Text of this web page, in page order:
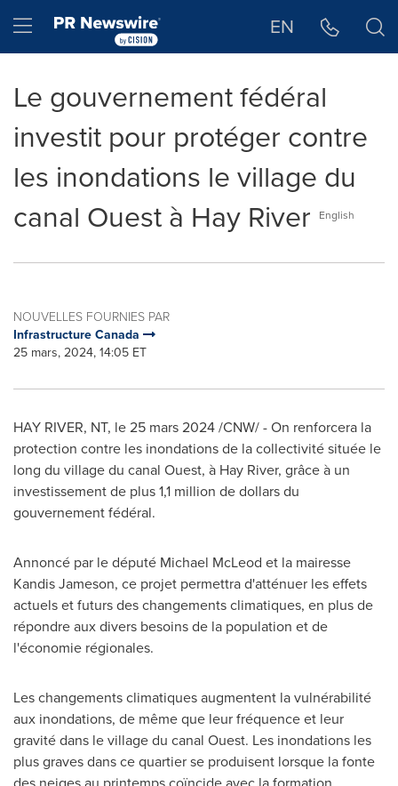
Hamburger menu EN
Le gouvernement fédéral
investit pour protéger contre
les inondations le village du
canal Ouest à Hay River
English
NOUVELLES FOURNIES PAR
Infrastructure Canada
25 mars, 2024, 14:05 ET
HAY RIVER, NT, le 25 mars 2024/CNW/ - On renforcera la
protection contre les inondations de la collectivité située le
long du village du canal Ouest, à Hay River, grâce à un
investissement de plus 1,1 million de dollars du
gouvernement fédéral.
Annoncé par le député Michael McLeod et la mairesse
Kandis Jameson, ce projet permettra d'atténuer les effets
actuels et futurs des changements climatiques, en plus de
répondre aux divers besoins de la population et de
l'économie régionales.
Les changements climatiques augmentent la vulnérabilité
aux inondations, de même que leur fréquence et leur
gravité dans le village du canal Ouest. Les inondations les
plus graves dans ce quartier se produisent lorsque la fonte